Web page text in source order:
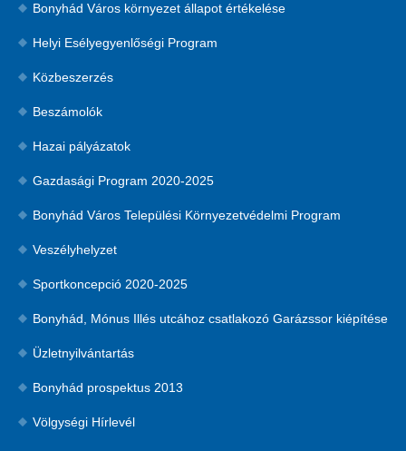
Bonyhád Város környezet állapot értékelése
Helyi Esélyegyenlőségi Program
Közbeszerzés
Beszámolók
Hazai pályázatok
Gazdasági Program 2020-2025
Bonyhád Város Települési Környezetvédelmi Program
Veszélyhelyzet
Sportkoncepció 2020-2025
Bonyhád, Mónus Illés utcához csatlakozó Garázssor kiépítése
Üzletnyilvántartás
Bonyhád prospektus 2013
Völgységi Hírlevél